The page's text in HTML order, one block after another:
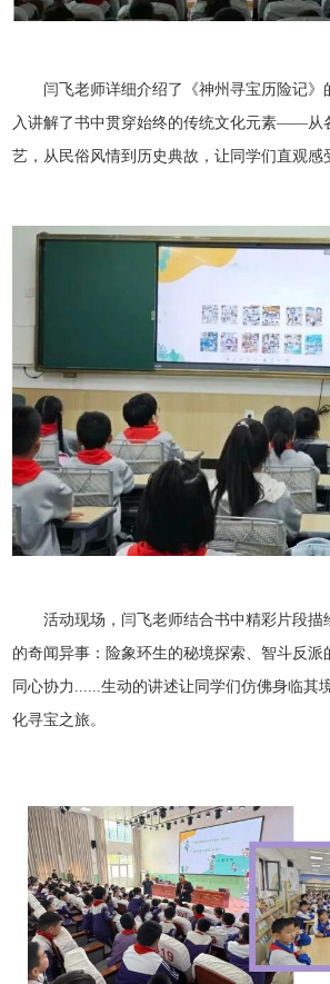
闫飞老师详细介绍了《神州寻宝历险记》
入讲解了书中贯穿始终的传统文化元素——从
艺，从民俗风情到历史典故，让同学们直观感
活动现场，闫飞老师结合书中精彩片段描
的奇闻异事：险象环生的秘境探索、智斗反派
同心协力......生动的讲述让同学们仿佛身临其
化寻宝之旅。